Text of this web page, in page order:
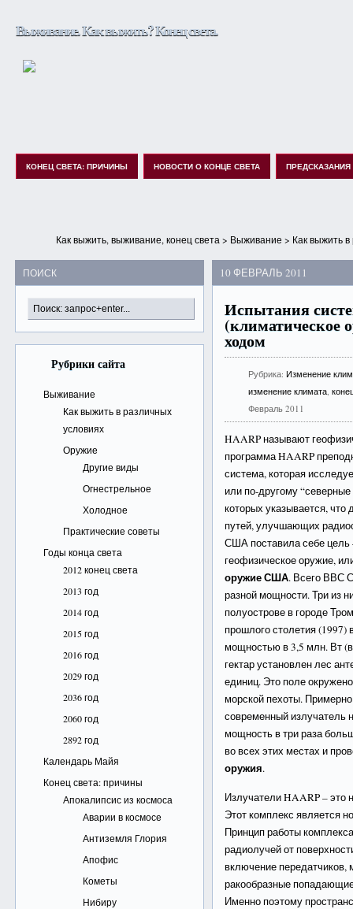
Выживание. Как выжить? Конец света.
КОНЕЦ СВЕТА: ПРИЧИНЫ НОВОСТИ О КОНЦЕ СВЕТА ПРЕДСКАЗАНИЯ
Как выжить, выживание, конец света > Выживание > Как выжить
ПОИСК
Рубрики сайта
Выживание
Как выжить в различных
условиях
Оружие
Другие виды
Огнестрельное
Холодное
Практические советы
Годы конца света
2012 конец света
2013 год
2014 год
2015 год
2016 год
2029 год
2036 год
2060 год
2892 год
Календарь Майя
Конец света: причины
Апокалипсис из космоса
Аварии в космосе
Антиземля Глория
Апофис
Кометы
Нибиру
10 ФЕВРАЛЬ 2011
Испытания
ходом
Рубрика:Изменение
изменение климата,
Февраль 2011
HAARP называют
программа HAARP
система, которая
или по-другому
которых указывается, что
путей, улучшающих
США поставила себе цель
геофизическое оружие,
оружие США. Всего ВВС
разной мощности. Три из
полуострове в городе
прошлого столетия (1997)
мощностью в 3,5 млн. Вт
гектар установлен лес
единиц. Это поле
морской пехоты.
современный излучатель
мощность в три раза
во всех этих местах и
оружия.
Излучатели HAARP – это
Этот комплекс является
Принцип работы
радиолучей от
включение
ракообразные
Именно поэтому